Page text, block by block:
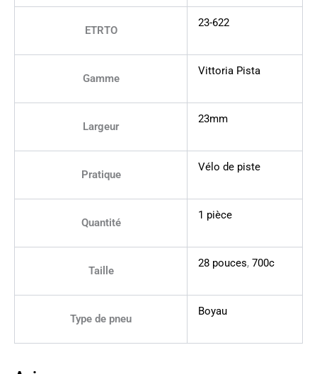
ETRTO
23-622
Gamme
Vittoria Pista
Largeur
23mm
Pratique
Vélo de piste
Quantité
1 pièce
Taille
28 pouces, 700c
Type de pneu
Boyau